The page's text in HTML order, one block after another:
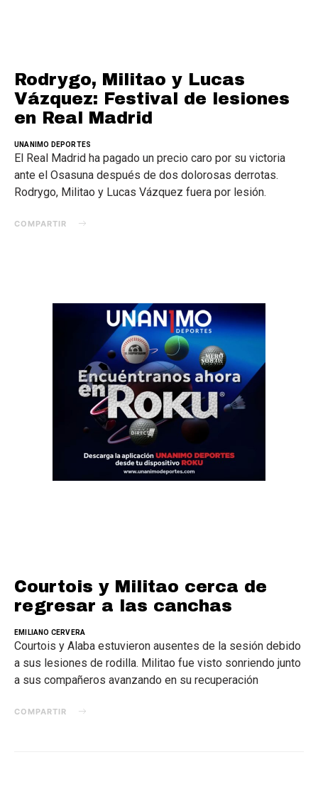
Rodrygo, Militao y Lucas
Vázquez: Festival de lesiones
en Real Madrid
UNANIMO DEPORTES
El Real Madrid ha pagado un precio caro por su victoria
ante el Osasuna después de dos dolorosas derrotas.
Rodrygo, Militao y Lucas Vázquez fuera por lesión.
COMPARTIR
Courtois y Militao cerca de
regresar a las canchas
EMILIANO CERVERA
Courtois y Alaba estuvieron ausentes de la sesión debido
a sus lesiones de rodilla. Militao fue visto sonriendo junto
a sus compañeros avanzando en su recuperación
COMPARTIR